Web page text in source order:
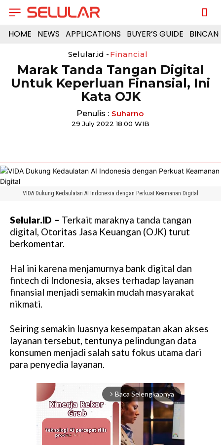
HOME NEWS APPLICATIONS BUYER’S GUIDE
Selular.id - Financial
Marak Tanda Tangan Digital
Untuk Keperluan Finansial, Ini
Kata OJK
Penulis : Suharno
29 July 2022 18:00 WIB
VIDA Dukung Kedaulatan AI Indonesia dengan Perkuat Keamanan Digital
Selular.ID – Terkait maraknya tanda tangan
digital, Otoritas Jasa Keuangan (OJK) turut
berkomentar.
Hal ini karena menjamurnya bank digital dan
fintech di Indonesia, akses terhadap layanan
finansial menjadi semakin mudah masyarakat
nikmati.
Seiring semakin luasnya kesempatan akan akses
layanan tersebut, tentunya pelindungan data
konsumen menjadi salah satu fokus utama dari
para penyedia layanan.
arrow_forward_ios Baca Selengkapnya